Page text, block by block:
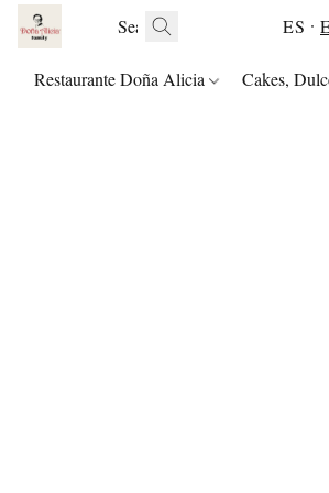
ES
Restaurante Doña Alicia Cakes,